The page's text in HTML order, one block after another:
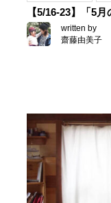
【5/16-23】「5月
written by
齋藤由美子